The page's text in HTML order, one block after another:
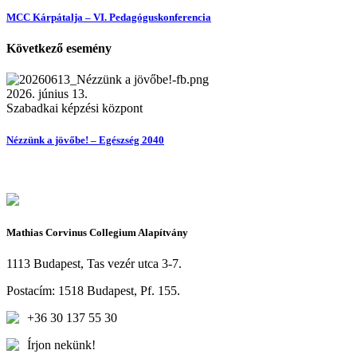
MCC Kárpátalja – VI. Pedagóguskonferencia
Következő esemény
2026. június 13.
Szabadkai képzési központ
Nézzünk a jövőbe! – Egészség 2040
Mathias Corvinus Collegium Alapítvány
1113 Budapest, Tas vezér utca 3-7.
Postacím: 1518 Budapest, Pf. 155.
+36 30 137 55 30
Írjon nekünk!